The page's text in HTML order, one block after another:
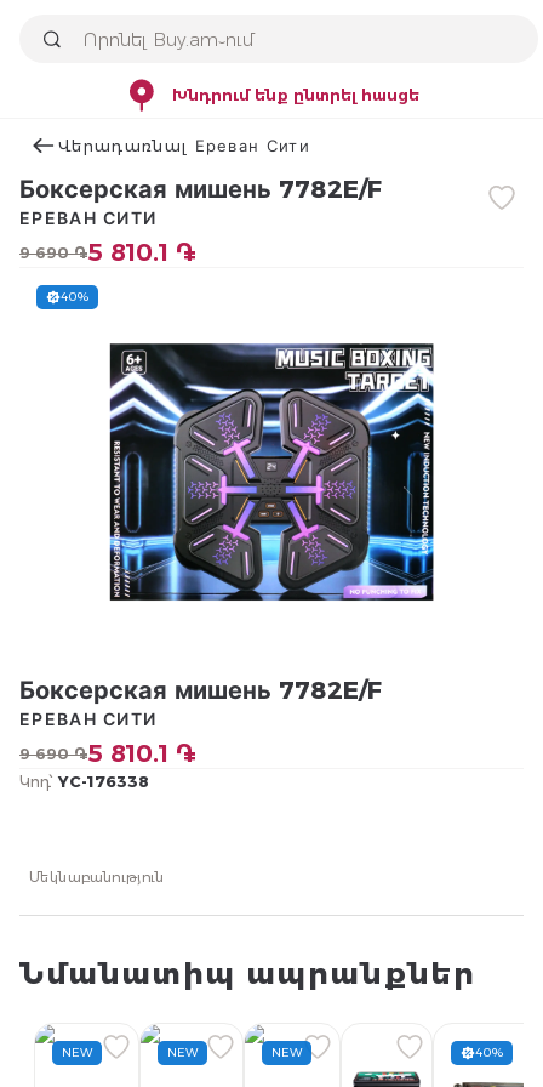
Խնդրում ենք ընտրել հասցե
Վերադառնալ Ереван Сити
Боксерская мишень 7782E/F
9 690 ֏5 810.1 ֏
ЕРЕВАН СИТИ
40%
Боксерская мишень 7782E/F
9 690 ֏5 810.1 ֏
ЕРЕВАН СИТИ
Կոդ՝ YC-176338
Մեկնաբանություն
Նմանատիպ ապրանքներ
NEW NEW NEW 40%